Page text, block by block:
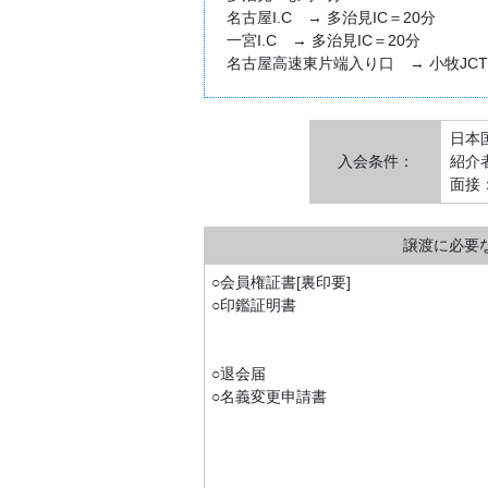
名古屋I.C → 多治見IC＝20分
一宮I.C → 多治見IC＝20分
名古屋高速東片端入り口 → 小牧
入会条件：
日本
紹介
面接
譲渡に必要
○会員権証書[裏印要]
○印鑑証明書
○退会届
○名義変更申請書